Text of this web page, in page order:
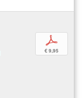
p
€ 9,95